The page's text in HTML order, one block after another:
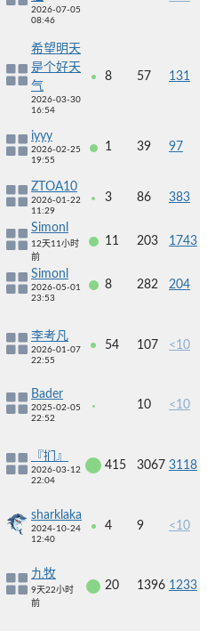
2026-07-05
08:46
希望明天
是个好天
气
2026-03-30
16:54
8 57 131
iyyy
2026-02-25
19:55
1 39 97
ZTOA10
2026-01-22
11:29
3 86 383
Simonl
12天11小时
前
11 203 1743
Simonl
2026-05-01
23:53
8 282 204
李考凡
2026-01-07
22:55
54 107 <10
Bader
2025-02-05
22:52
10 <10
『扪』
2026-03-12
22:04
415 3067 3118
sharklaka
2024-10-24
12:40
4 9 <10
九牧
9天22小时
前
20 1396 1233